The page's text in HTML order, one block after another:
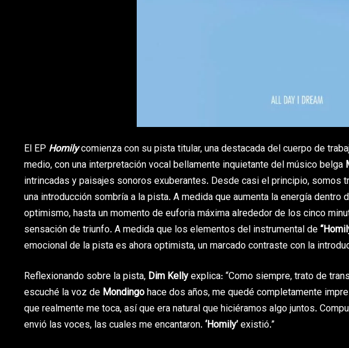
El EP Homilycomienza con su pista titular, una destacada del cuerpo de
medio, con una interpretación vocal bellamente inquietante del músico belga
intrincadas y paisajes sonoros exuberantes. Desde casi el principio, somos
una introducción sombría a la pista. A medida que aumenta la energía
optimismo, hasta un momento de euforia máxima alrededor de los cinco
sensación de triunfo. A medida que los elementos del instrumental de
emocional de la pista es ahora optimista, un marcado contraste con la
Reflexionando sobre la pista, Dim Kellyexplica: “Como siempre, trato de
escuché la voz de Mondingohace dos años, me quedé completamente
que realmente me toca, así que era natural que hiciéramos algo juntos.
envió las voces, las cuales me encantaron. ‘Homily’existió.”